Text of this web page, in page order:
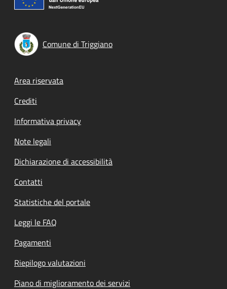
Comune di Triggiano
Footer menu
Area riservata
Crediti
Informativa privacy
Note legali
Dichiarazione di accessibilità
Contatti
Statistiche del portale
Leggi le FAQ
Pagamenti
Riepilogo valutazioni
Piano di miglioramento dei servizi